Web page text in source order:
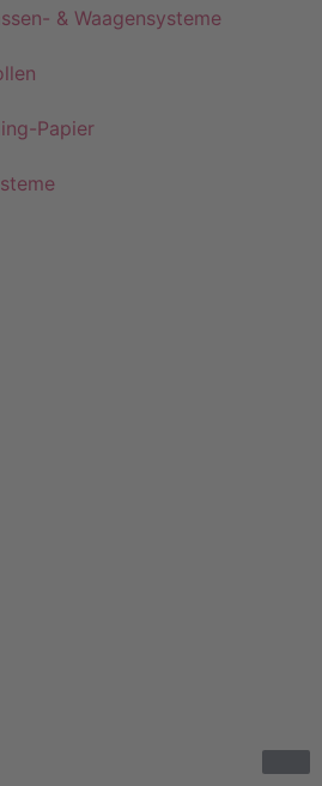
& Waagensysteme
Papier